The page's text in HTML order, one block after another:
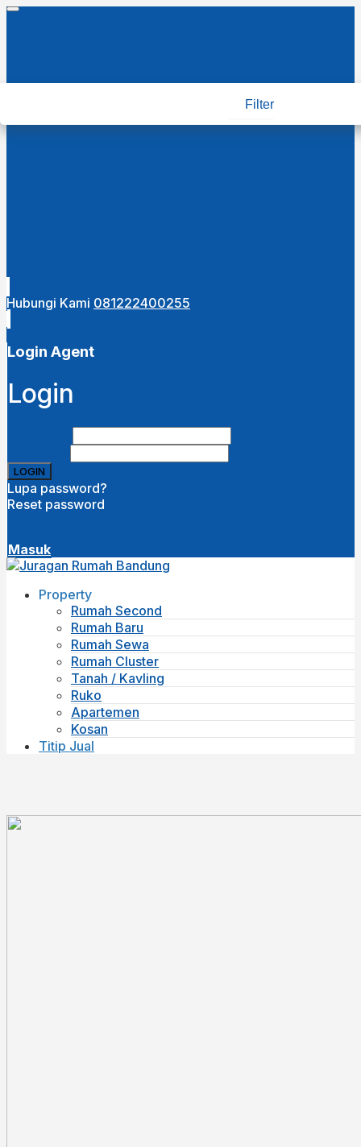
Hubungi Kami 081222400255
Login Agent
Login
Lupa password?
Reset password
Masuk
Property
Rumah Second
Rumah Baru
Rumah Sewa
Rumah Cluster
Tanah / Kavling
Ruko
Apartemen
Kosan
Titip Jual
Filter